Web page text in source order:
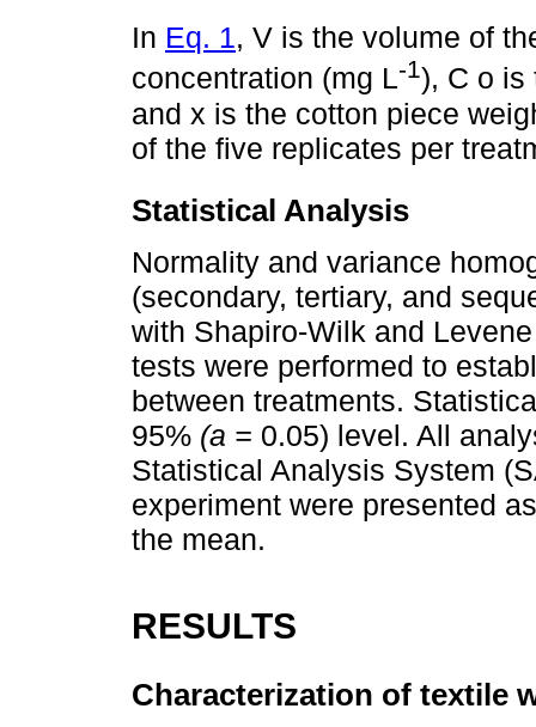
In Eq. 1, V is the volume of
concentration (mg L-1), C o is
and x is the cotton piece
of the five replicates per
Statistical Analysis
Normality and variance
(secondary, tertiary, and
with Shapiro-Wilk and
tests were performed to
between treatments.
95% (a = 0.05) level. All
Statistical Analysis System
experiment were presented
the mean.
RESULTS
Characterization of textile